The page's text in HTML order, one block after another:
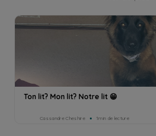
Ton lit? Mon lit? Notre lit 😁
Cassandre Cheshire 1min de lecture